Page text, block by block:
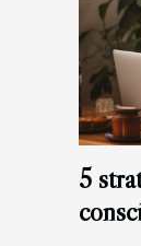
5